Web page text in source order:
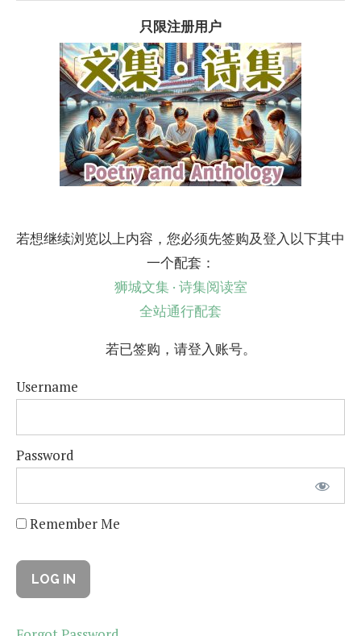
只限注册用户
若想继续浏览以上内容，您必须先签购及登入以下其中
一个配套：
狮城文集 · 诗集阅读室
全站通行配套
若已签购，请登入账号。
Username
Password
Remember Me